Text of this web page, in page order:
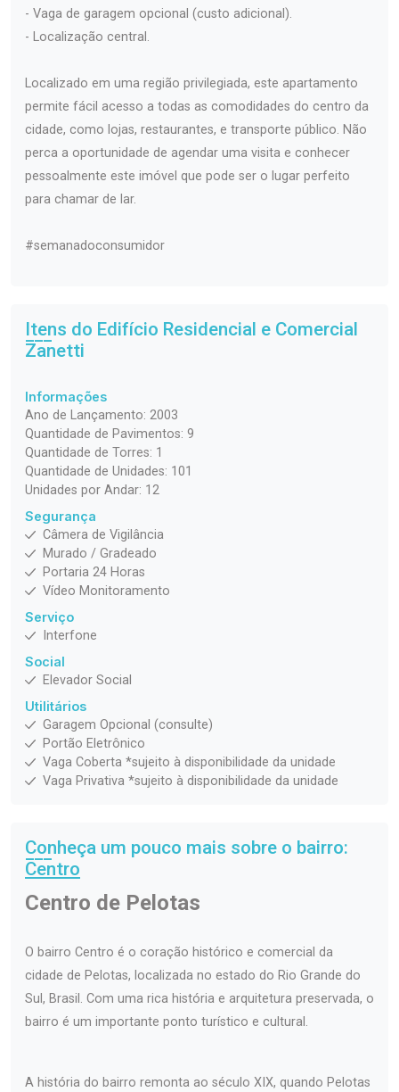
- Vaga de garagem opcional (custo adicional).
- Localização central.
Localizado em uma região privilegiada, este apartamento
permite fácil acesso a todas as comodidades do centro da
cidade, como lojas, restaurantes, e transporte público. Não
perca a oportunidade de agendar uma visita e conhecer
pessoalmente este imóvel que pode ser o lugar perfeito
para chamar de lar.
#semanadoconsumidor
Itens do Edifício Residencial e Comercial
Zanetti
Informações
Ano de Lançamento: 2003
Quantidade de Pavimentos: 9
Quantidade de Torres: 1
Quantidade de Unidades: 101
Unidades por Andar: 12
Segurança
Câmera de Vigilância
Murado / Gradeado
Portaria 24 Horas
Vídeo Monitoramento
Serviço
Interfone
Social
Elevador Social
Utilitários
Garagem Opcional (consulte)
Portão Eletrônico
Vaga Coberta *sujeito à disponibilidade da unidade
Vaga Privativa *sujeito à disponibilidade da unidade
Conheça um pouco mais sobre o bairro:
Centro
Centro de Pelotas
O bairro Centro é o coração histórico e comercial da
cidade de Pelotas, localizada no estado do Rio Grande do
Sul, Brasil. Com uma rica história e arquitetura preservada, o
bairro é um importante ponto turístico e cultural.
A história do bairro remonta ao século XIX, quando Pelotas